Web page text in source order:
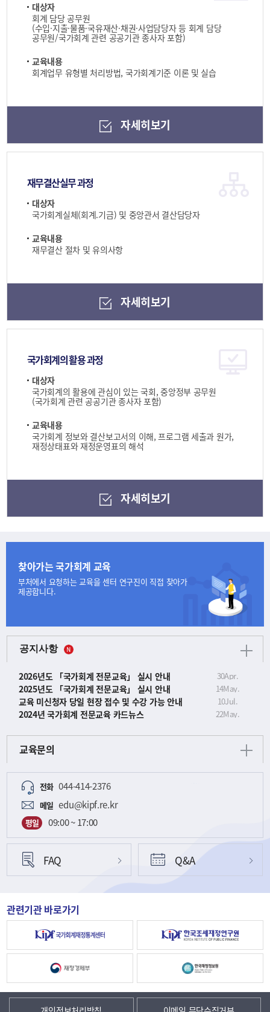
대상자
회계 담당 공무원
(수입·지출·물품·국유재산·채권·사업담당자 등 회계 담당
공무원/국가회계 관련 공공기관 종사자 포함)
교육내용
회계업무 유형별 처리방법, 국가회계기준 이론 및 실습
자세히보기
재무결산실무 과정
대상자
국가회계실체(회계.기금) 및 중앙관서 결산담당자
교육내용
재무결산 절차 및 유의사항
자세히보기
국가회계의 활용 과정
대상자
국가회계의 활용에 관심이 있는 국회, 중앙정부 공무원
(국가회계 관련 공공기관 종사자 포함)
교육내용
국가회계 정보와 결산보고서의 이해, 프로그램 세출과 원가,
재정상태표와 재정운영표의 해석
자세히보기
공지사항
2026년도 「국가회계 전문교육」 실시 안내 30Apr.
2025년도 「국가회계 전문교육」 실시 안내 14May.
교육 미신청자 당일 현장 접수 및 수강 가능 안내 10Jul.
2024년 국가회계 전문교육 카드뉴스 22May.
교육문의
전화 044-414-2376
메일 edu@kipf.re.kr
평일 09:00 ~ 17:00
FAQ Q&A
찾아가는 국가회계 교육
부처에서 요청하는 교육을 센터 연구진이 직접 찾아가
제공합니다.
관련기관 바로가기